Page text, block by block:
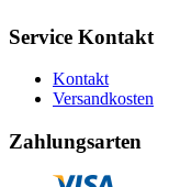
Service Kontakt
Kontakt
Versandkosten
Zahlungsarten